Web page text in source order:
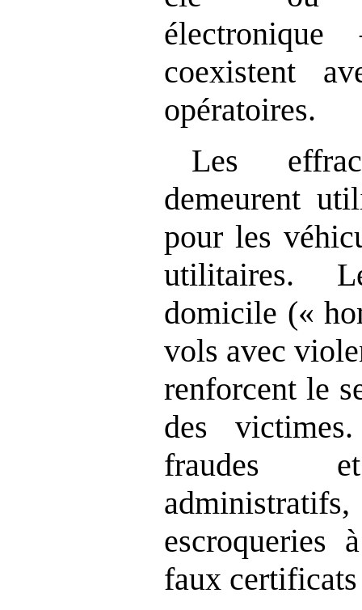
coexistent
opératoires.
Les
demeurent
pour les
utilitaires.
domicile («
vols avec
renforcent le
des
fraudes et
escroqueries
faux